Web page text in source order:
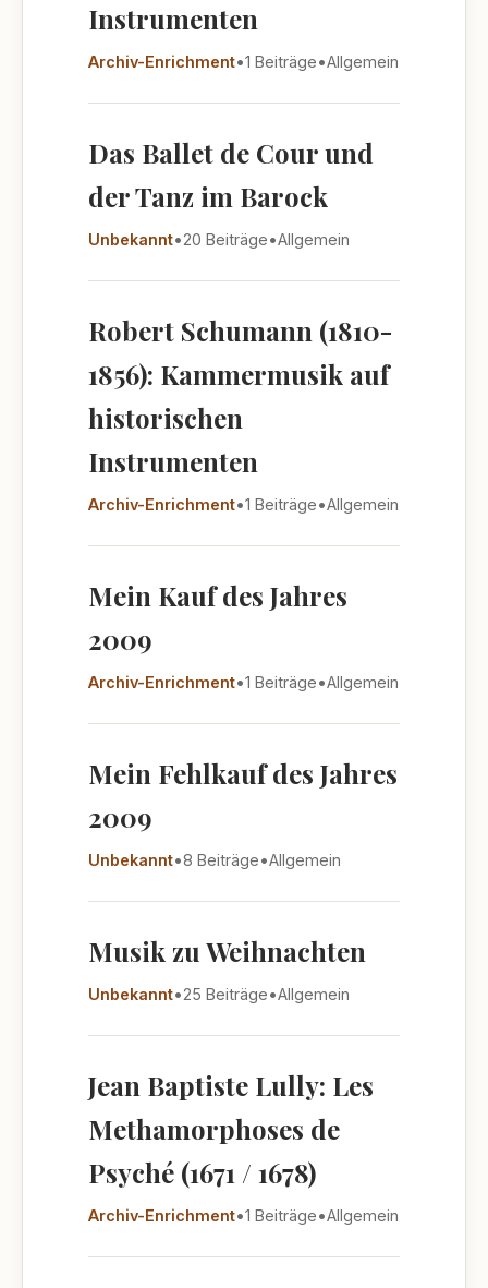
Instrumenten
Archiv-Enrichment•1 Beiträge•Allgemein
Das Ballet de Cour und
der Tanz im Barock
Unbekannt•20 Beiträge•Allgemein
Robert Schumann (1810-
1856): Kammermusik auf
historischen
Instrumenten
Archiv-Enrichment•1 Beiträge•Allgemein
Mein Kauf des Jahres
2009
Archiv-Enrichment•1 Beiträge•Allgemein
Mein Fehlkauf des Jahres
2009
Unbekannt•8 Beiträge•Allgemein
Musik zu Weihnachten
Unbekannt•25 Beiträge•Allgemein
Jean Baptiste Lully: Les
Methamorphoses de
Psyché (1671 / 1678)
Archiv-Enrichment•1 Beiträge•Allgemein